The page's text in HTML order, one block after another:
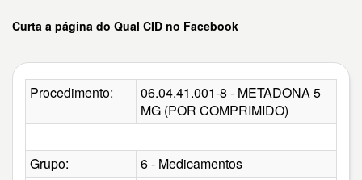
Curta a página do Qual CID no Facebook
Procedimento:
06.04.41.001-8 - METADONA 5
MG (POR COMPRIMIDO)
Grupo:
6 - Medicamentos